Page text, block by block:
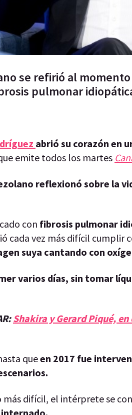
se refirió al
pulmonar
abrió su corazón en
emite todos los martes
reflexionó sobre la
con fibrosis pulmonar
cada vez más difícil
suya cantando con
varios días, sin tomar
Shakira y Gerard Piqué,
queen 2017 fue
más difícil, el intérprete se